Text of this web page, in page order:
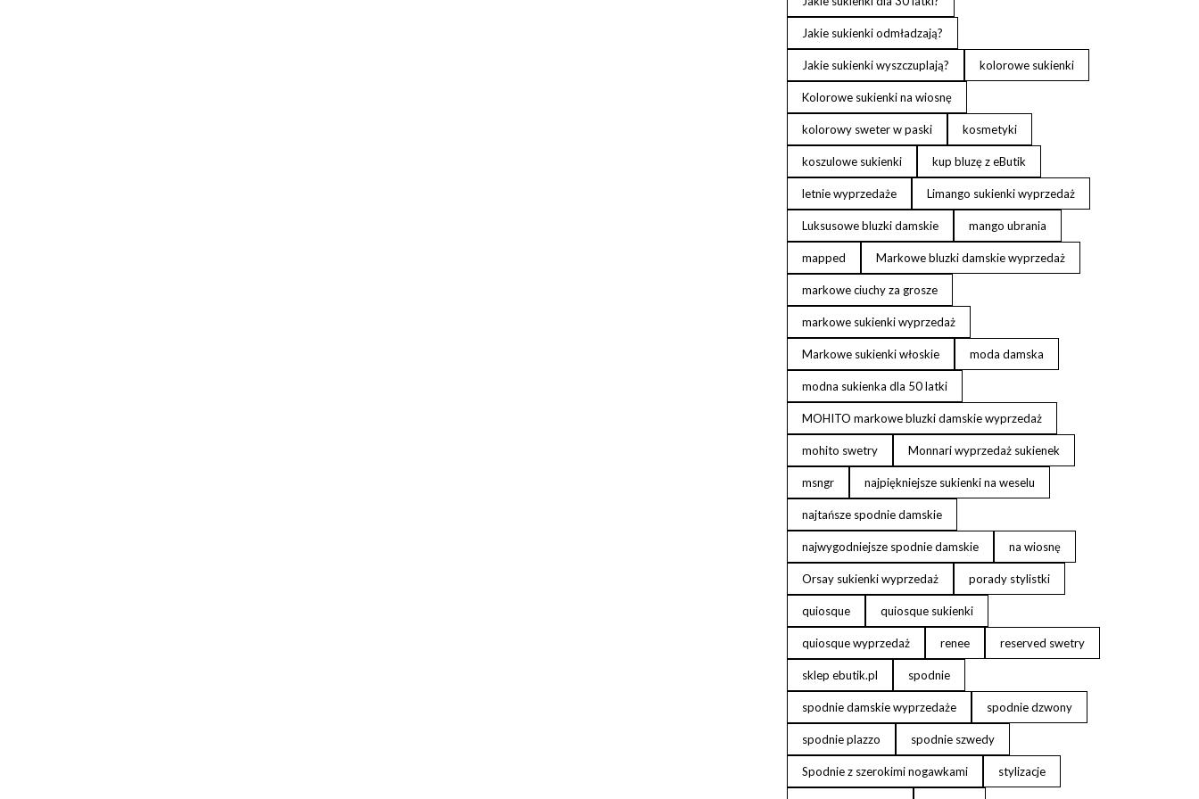
Jakie sukienki odmładzają?
Jakie sukienki wyszczuplają? kolorowe sukienki
Kolorowe sukienki na wiosnę
kolorowy sweter w paski kosmetyki
koszulowe sukienki kup bluzę z eButik
letnie wyprzedaże Limango sukienki wyprzedaż
Luksusowe bluzki damskie mango ubrania
mapped Markowe bluzki damskie wyprzedaż
markowe ciuchy za grosze
markowe sukienki wyprzedaż
Markowe sukienki włoskie moda damska
modna sukienka dla 50 latki
MOHITO markowe bluzki damskie wyprzedaż
mohito swetry Monnari wyprzedaż sukienek
msngr najpiękniejsze sukienki na weselu
najtańsze spodnie damskie
najwygodniejsze spodnie damskie na wiosnę
Orsay sukienki wyprzedaż porady stylistki
quiosque quiosque sukienki
quiosque wyprzedaż renee reserved swetry
sklep ebutik.pl spodnie
spodnie damskie wyprzedaże spodnie dzwony
spodnie plazzo spodnie szwedy
Spodnie z szerokimi nogawkami stylizacje